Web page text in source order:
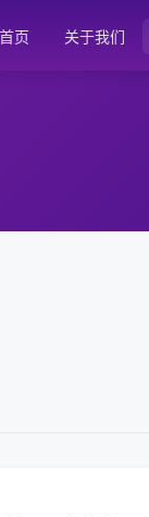
首页 关于我们